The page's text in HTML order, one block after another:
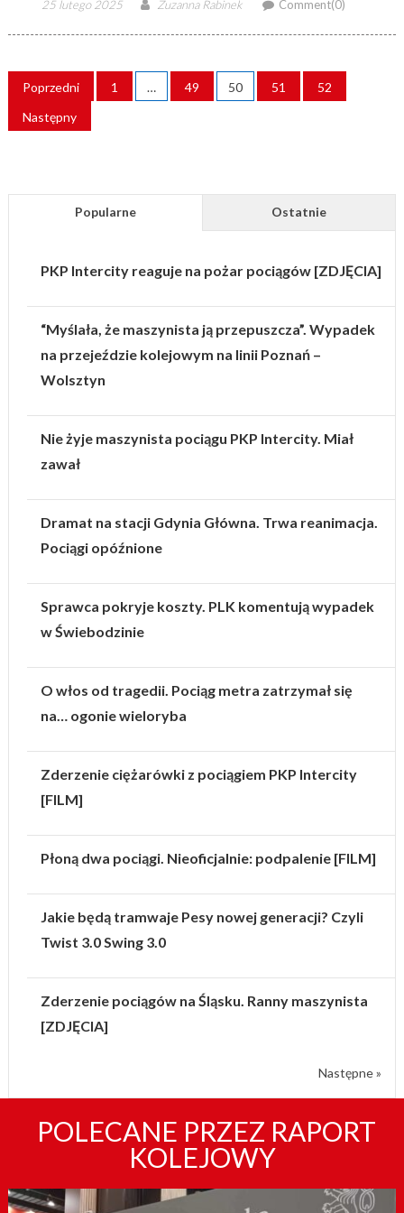
25 lutego 2025 Zuzanna Rabinek Comment(0)
STRONICOWANIE
WPISÓW
Poprzedni 1 … 49 50 51
52
Następny
Popularne Ostatnie
PKP Intercity reaguje na pożar pociągów [ZDJĘCIA]
“Myślała, że maszynista ją przepuszcza”. Wypadek
na przejeździe kolejowym na linii Poznań –
Wolsztyn
Nie żyje maszynista pociągu PKP Intercity. Miał
zawał
Dramat na stacji Gdynia Główna. Trwa reanimacja.
Pociągi opóźnione
Sprawca pokryje koszty. PLK komentują wypadek
w Świebodzinie
O włos od tragedii. Pociąg metra zatrzymał się
na… ogonie wieloryba
Zderzenie ciężarówki z pociągiem PKP Intercity
[FILM]
Płoną dwa pociągi. Nieoficjalnie: podpalenie [FILM]
Jakie będą tramwaje Pesy nowej generacji? Czyli
Twist 3.0 Swing 3.0
Zderzenie pociągów na Śląsku. Ranny maszynista
[ZDJĘCIA]
Następne »
POLECANE PRZEZ RAPORT
KOLEJOWY